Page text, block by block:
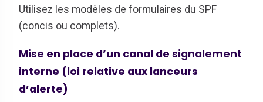
Utilisez les modèles de formulaires du SPF
(concis ou complets).
Mise en place d’un canal de signalement
interne (loi relative aux lanceurs
d’alerte)